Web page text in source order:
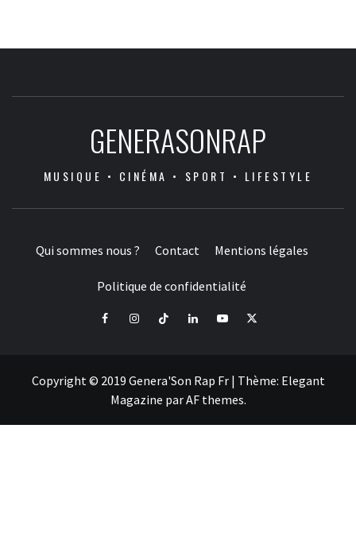
GENERASONRAP
MUSIQUE • CINÉMA • SPORT • LIFESTYLE
Qui sommes nous ? Contact Mentions légales
Politique de confidentialité
FacebookInstagramTiktok LinkedInYoutube
X
Copyright © 2019 Genera'Son Rap Fr | Thème: Elegant
Magazine parAF themes.